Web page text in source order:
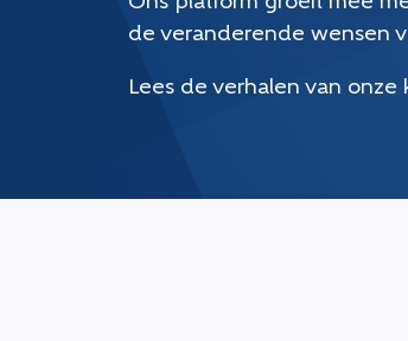
de veranderende wensen
Lees de verhalen van onze